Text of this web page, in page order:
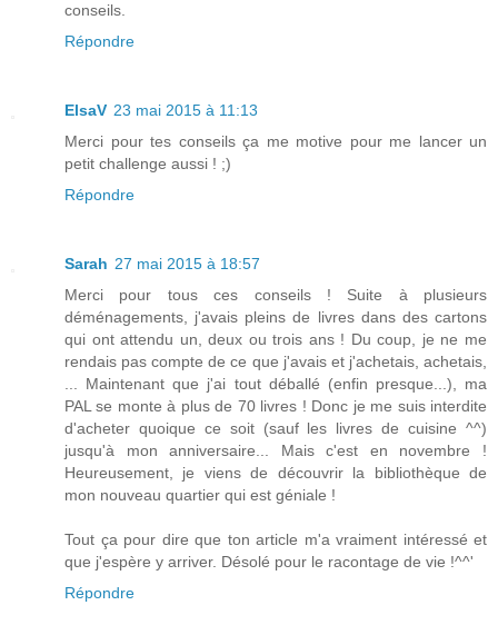
conseils.
Répondre
ElsaV 23 mai 2015 à 11:13
Merci pour tes conseils ça me motive pour me lancer un
petit challenge aussi ! ;)
Répondre
Sarah 27 mai 2015 à 18:57
Merci pour tous ces conseils ! Suite à plusieurs
déménagements, j'avais pleins de livres dans des cartons
qui ont attendu un, deux ou trois ans ! Du coup, je ne me
rendais pas compte de ce que j'avais et j'achetais, achetais,
... Maintenant que j'ai tout déballé (enfin presque...), ma
PAL se monte à plus de 70 livres ! Donc je me suis interdite
d'acheter quoique ce soit (sauf les livres de cuisine ^^)
jusqu'à mon anniversaire... Mais c'est en novembre !
Heureusement, je viens de découvrir la bibliothèque de
mon nouveau quartier qui est géniale !
Tout ça pour dire que ton article m'a vraiment intéressé et
que j'espère y arriver. Désolé pour le racontage de vie !^^'
Répondre